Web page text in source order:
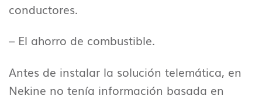
conductores.
– El ahorro de combustible.
Antes de instalar la solución telemática, en
Nekine no tenía información basada en